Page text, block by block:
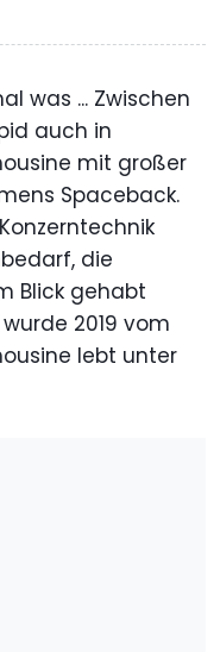
was ... Zwischen
auch in
mit großer
Spaceback.
die
Blick gehabt
2019 vom
lebt unter